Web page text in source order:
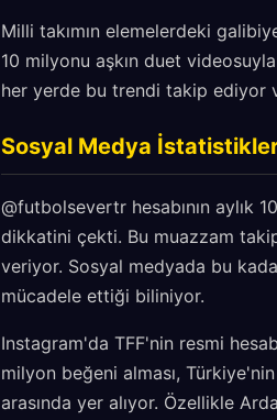
Milli takımın elemelerdeki
10 milyonu aşkın duet
her yerde bu trendi takip ediyor
Sosyal Medya
@futbolsevertr hesabının aylık
dikkatini çekti. Bu muazzam
veriyor. Sosyal medyada bu
mücadele ettiği biliniyor.
Instagram'da TFF'nin resmi
milyon beğeni alması,
arasında yer alıyor. Özellikle